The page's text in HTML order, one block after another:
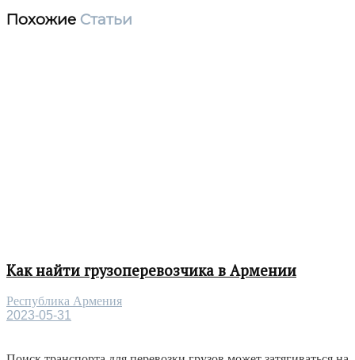
Похожие Статьи
Как найти грузоперевозчика в Армении
Республика Армения
2023-05-31